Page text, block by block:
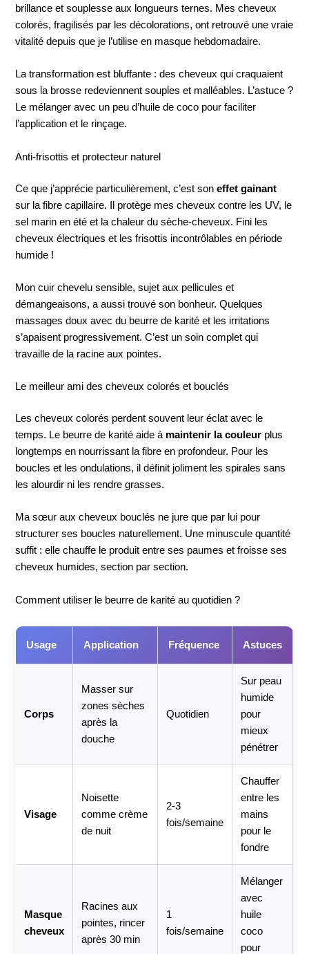
brillance et souplesse aux longueurs ternes. Mes cheveux
colorés, fragilisés par les décolorations, ont retrouvé une vraie
vitalité depuis que je l’utilise en masque hebdomadaire.
La transformation est bluffante : des cheveux qui craquaient
sous la brosse redeviennent souples et malléables. L’astuce ?
Le mélanger avec un peu d’huile de coco pour faciliter
l’application et le rinçage.
Anti-frisottis et protecteur naturel
Ce que j’apprécie particulièrement, c’est soneffet gainant
sur la fibre capillaire. Il protège mes cheveux contre les UV, le
sel marin en été et la chaleur du sèche-cheveux. Fini les
cheveux électriques et les frisottis incontrôlables en période
humide !
Mon cuir chevelu sensible, sujet aux pellicules et
démangeaisons, a aussi trouvé son bonheur. Quelques
massages doux avec du beurre de karité et les irritations
s’apaisent progressivement. C’est un soin complet qui
travaille de la racine aux pointes.
Le meilleur ami des cheveux colorés et bouclés
Les cheveux colorés perdent souvent leur éclat avec le
temps. Le beurre de karité aide à maintenir la couleur plus
longtemps en nourrissant la fibre en profondeur. Pour les
boucles et les ondulations, il définit joliment les spirales sans
les alourdir ni les rendre grasses.
Ma sœur aux cheveux bouclés ne jure que par lui pour
structurer ses boucles naturellement. Une minuscule quantité
suffit : elle chauffe le produit entre ses paumes et froisse ses
cheveux humides, section par section.
Comment utiliser le beurre de karité au quotidien ?
Usage Application Fréquence Astuces
Corps
Masser sur
zones sèches
après la
douche
Quotidien
Sur peau
humide
pour
mieux
pénétrer
Visage
Noisette
comme crème
de nuit
2-3
fois/semaine
Chauffer
entre les
mains
pour le
fondre
Masque
cheveux
Racines aux
pointes, rincer
après 30 min
1
fois/semaine
Mélanger
avec
huile
coco
pour